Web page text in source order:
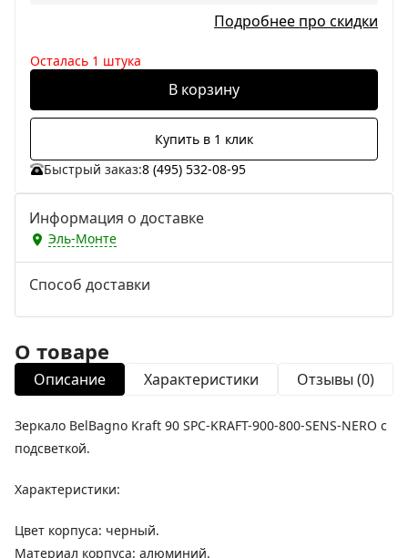
Подробнее про скидки
Осталась 1 штука
В корзину
Купить в 1 клик
Быстрый заказ:8 (495) 532-08-95
Информация о доставке
Эль-Монте
Способ доставки
О товаре
Описание Характеристики Отзывы (0)
Зеркало BelBagno Kraft 90 SPC-KRAFT-900-800-SENS-NERO с
подсветкой.
Характеристики:
Цвет корпуса: черный.
Материал корпуса: алюминий.